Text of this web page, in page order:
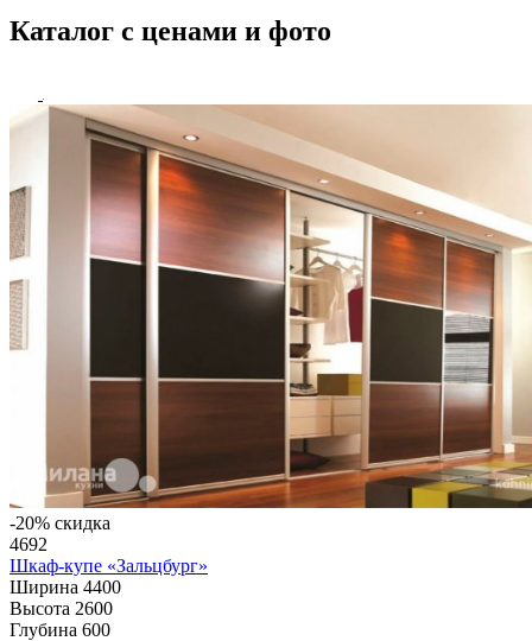
Каталог с ценами и фото
-20% скидка
4692
Шкаф-купе «Зальцбург»
Ширина 4400
Высота 2600
Глубина 600